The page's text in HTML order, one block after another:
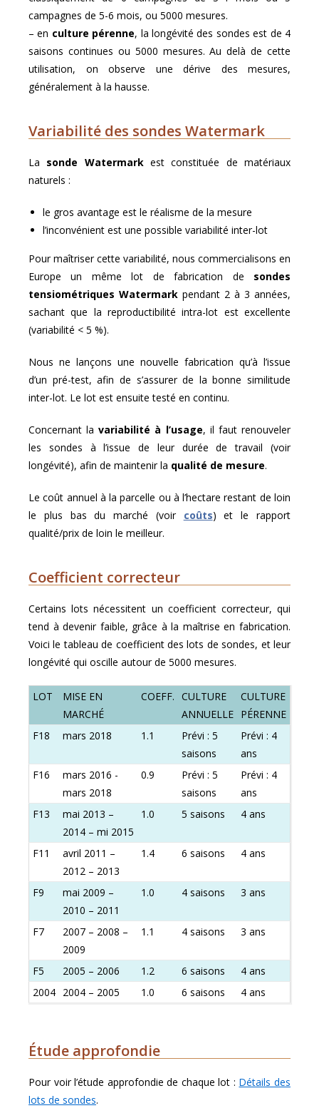
campagnes de 5-6 mois, ou 5000 mesures.
– en culture pérenne, la longévité des sondes est de 4
saisons continues ou 5000 mesures. Au delà de cette
utilisation, on observe une dérive des mesures,
généralement à la hausse.
Variabilité des sondes Watermark
La sonde Watermarkest constituée de matériaux
naturels :
le gros avantage est le réalisme de la mesure
l’inconvénient est une possible variabilité inter-lot
Pour maîtriser cette variabilité, nous commercialisons en
Europe un même lot de fabrication de sondes
tensiométriques Watermark pendant 2 à 3 années,
sachant que la reproductibilité intra-lot est excellente
(variabilité < 5 %).
Nous ne lançons une nouvelle fabrication qu’à l’issue
d’un pré-test, afin de s’assurer de la bonne similitude
inter-lot. Le lot est ensuite testé en continu.
Concernant lavariabilité à l’usage, il faut renouveler
les sondes à l’issue de leur durée de travail (voir
longévité), afin de maintenir la qualité de mesure.
Le coût annuel à la parcelle ou à l’hectare restant de loin
le plus bas du marché (voir coûts) et le rapport
qualité/prix de loin le meilleur.
Coefficient correcteur
Certains lots nécessitent un coefficient correcteur, qui
tend à devenir faible, grâce à la maîtrise en fabrication.
Voici le tableau de coefficient des lots de sondes, et leur
longévité qui oscille autour de 5000 mesures.
LOT
MISE EN
MARCHÉ
COEFF. CULTURE
ANNUELLE
CULTURE
PÉRENNE
F18
mars 2018 1.1
Prévi : 5
saisons
Prévi : 4
ans
F16
mars 2016 -
mars 2018
0.9
Prévi : 5
saisons
Prévi : 4
ans
F13
mai 2013 –
2014 – mi 2015
1.0 5 saisons 4 ans
F11
avril 2011 –
2012 – 2013
1.4 6 saisons 4 ans
F9
mai 2009 –
2010 – 2011
1.0 4 saisons 3 ans
F7
2007 – 2008 –
2009
1.1 4 saisons 3 ans
F5 2005 – 2006 1.2 6 saisons
4 ans
2004 2004 – 2005 1.0 6 saisons 4 ans
Étude approfondie
Pour voir l’étude approfondie de chaque lot : Détails des
lots de sondes.